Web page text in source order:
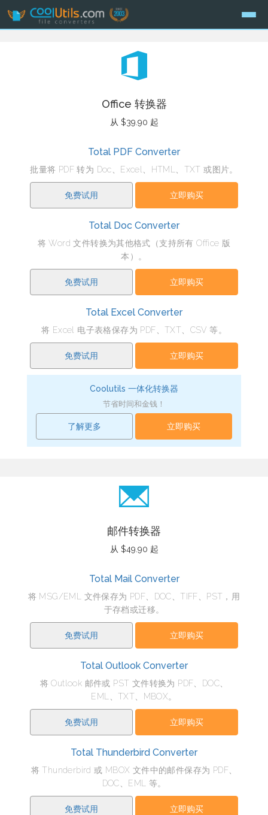
Office 转换器
从 $39.90 起
Total PDF Converter
批量将 PDF 转为 Doc、Excel、HTML、TXT 或图片。
免费试用 立即购买
Total Doc Converter
将 Word 文件转换为其他格式（支持所有 Office 版
本）。
免费试用 立即购买
Total Excel Converter
将 Excel 电子表格保存为 PDF、TXT、CSV 等。
免费试用 立即购买
Coolutils 一体化转换器
节省时间和金钱！
了解更多 立即购买
邮件转换器
从 $49.90 起
Total Mail Converter
将 MSG/EML 文件保存为 PDF、DOC、TIFF、PST，用
于存档或迁移。
免费试用 立即购买
Total Outlook Converter
将 Outlook 邮件或 PST 文件转换为 PDF、DOC、
EML、TXT、MBOX。
免费试用 立即购买
Total Thunderbird Converter
将 Thunderbird 或 MBOX 文件中的邮件保存为 PDF、
DOC、EML 等。
免费试用 立即购买